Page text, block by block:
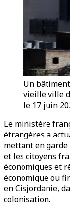
Un
vieille ville
le 17 juin
Le ministère
étrangères a
mettant en
et les citoyens
économiques et
économique ou
en Cisjordanie,
colonisation.